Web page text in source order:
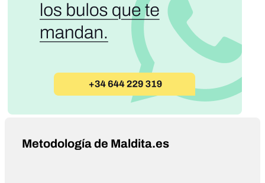
Metodología de Maldita.es